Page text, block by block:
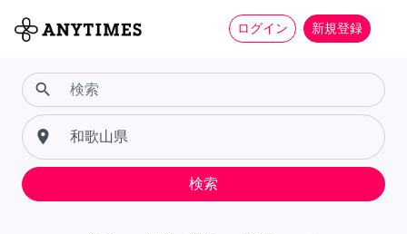
ログイン 新規登録
search
place
検索